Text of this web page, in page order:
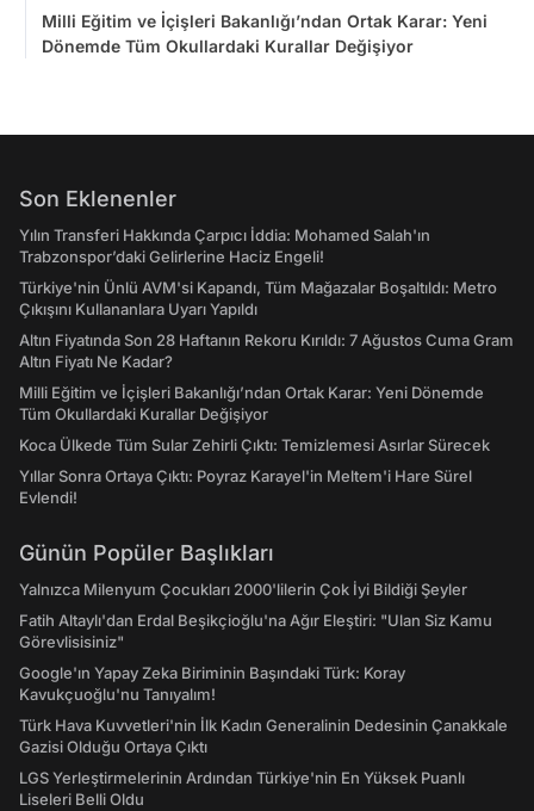
Milli Eğitim ve İçişleri Bakanlığı’ndan Ortak Karar: Yeni
Dönemde Tüm Okullardaki Kurallar Değişiyor
Son Eklenenler
Yılın Transferi Hakkında Çarpıcı İddia: Mohamed Salah'ın
Trabzonspor’daki Gelirlerine Haciz Engeli!
Türkiye'nin Ünlü AVM'si Kapandı, Tüm Mağazalar Boşaltıldı: Metro
Çıkışını Kullananlara Uyarı Yapıldı
Altın Fiyatında Son 28 Haftanın Rekoru Kırıldı: 7 Ağustos Cuma Gram
Altın Fiyatı Ne Kadar?
Milli Eğitim ve İçişleri Bakanlığı’ndan Ortak Karar: Yeni Dönemde
Tüm Okullardaki Kurallar Değişiyor
Koca Ülkede Tüm Sular Zehirli Çıktı: Temizlemesi Asırlar Sürecek
Yıllar Sonra Ortaya Çıktı: Poyraz Karayel'in Meltem'i Hare Sürel
Evlendi!
Günün Popüler Başlıkları
Yalnızca Milenyum Çocukları 2000'lilerin Çok İyi Bildiği Şeyler
Fatih Altaylı'dan Erdal Beşikçioğlu'na Ağır Eleştiri: "Ulan Siz Kamu
Görevlisisiniz"
Google'ın Yapay Zeka Biriminin Başındaki Türk: Koray
Kavukçuoğlu'nu Tanıyalım!
Türk Hava Kuvvetleri'nin İlk Kadın Generalinin Dedesinin Çanakkale
Gazisi Olduğu Ortaya Çıktı
LGS Yerleştirmelerinin Ardından Türkiye'nin En Yüksek Puanlı
Liseleri Belli Oldu